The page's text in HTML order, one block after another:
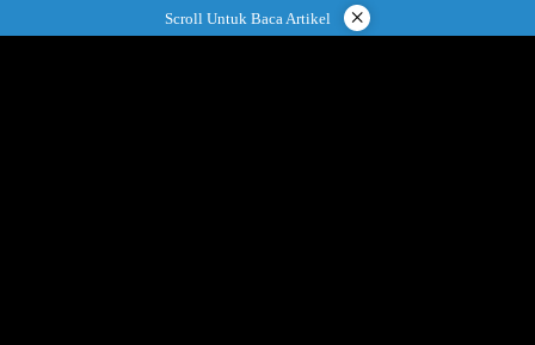
ke
Scroll Untuk Baca Artikel ×